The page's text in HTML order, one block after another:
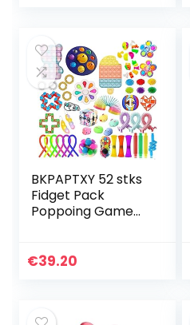
BKPAPTXY 52 stks
Fidget Pack
Poppoing Game
Speelgoed Kit,
€39.20